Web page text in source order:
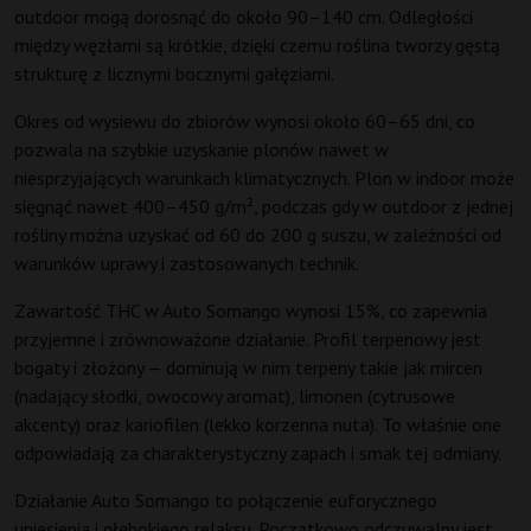
outdoor mogą dorosnąć do około 90–140 cm. Odległości
między węzłami są krótkie, dzięki czemu roślina tworzy gęstą
strukturę z licznymi bocznymi gałęziami.
Okres od wysiewu do zbiorów wynosi około 60–65 dni, co
pozwala na szybkie uzyskanie plonów nawet w
niesprzyjających warunkach klimatycznych. Plon w indoor może
sięgnąć nawet 400–450 g/m², podczas gdy w outdoor z jednej
rośliny można uzyskać od 60 do 200 g suszu, w zależności od
warunków uprawy i zastosowanych technik.
Zawartość THC w Auto Somango wynosi 15%, co zapewnia
przyjemne i zrównoważone działanie. Profil terpenowy jest
bogaty i złożony — dominują w nim terpeny takie jak mircen
(nadający słodki, owocowy aromat), limonen (cytrusowe
akcenty) oraz kariofilen (lekko korzenna nuta). To właśnie one
odpowiadają za charakterystyczny zapach i smak tej odmiany.
Działanie Auto Somango to połączenie euforycznego